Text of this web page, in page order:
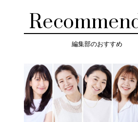
編集部のおすすめ